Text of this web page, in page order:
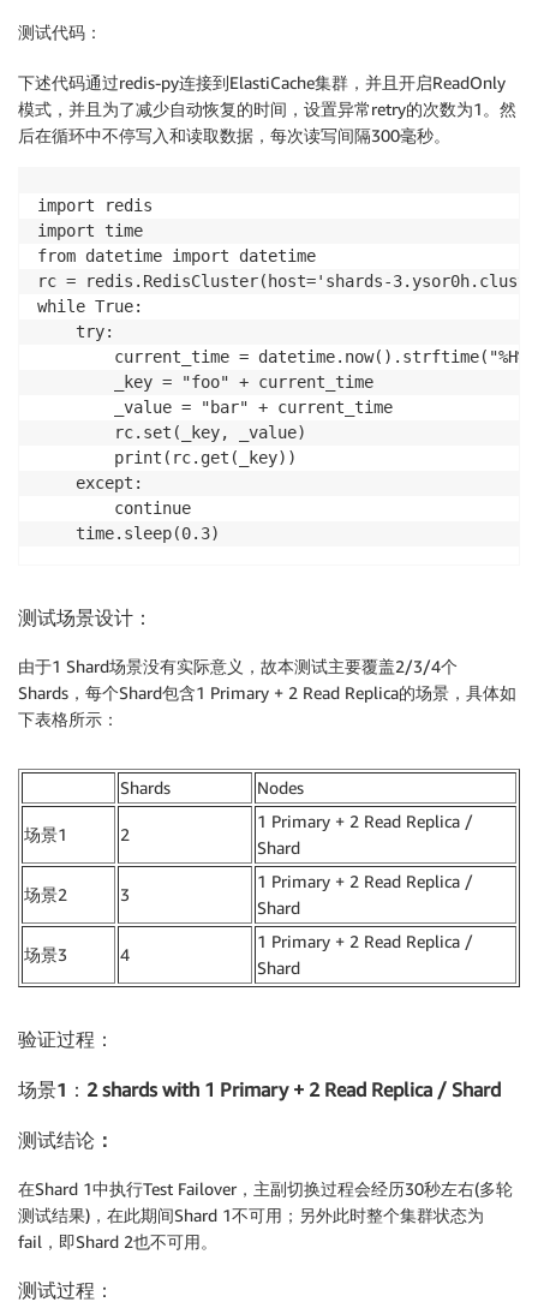
测试代码：
下述代码通过redis-py连接到ElastiCache集群，并且开启ReadOnly
模式，并且为了减少自动恢复的时间，设置异常retry的次数为1。然
后在循环中不停写入和读取数据，每次读写间隔300毫秒。
import redis
import time
from datetime import datetime
rc = redis.RedisCluster(host='shards-
while True:
    try:
current_time =
        _key = "foo" + current_time
        _value = "bar" + current_time
        rc.set(_key, _value)
        print(rc.get(_key))
    except:
        continue
    time.sleep(0.3)
测试场景设计：
由于1 Shard场景没有实际意义，故本测试主要覆盖2/3/4个
Shards，每个Shard包含1 Primary + 2 Read Replica的场景，具体如
下表格所示：
Shards Nodes
场景1 2
1 Primary + 2 Read Replica /
Shard
场景2 3
1 Primary + 2 Read Replica /
Shard
场景3 4
1 Primary + 2 Read Replica /
Shard
验证过程：
场景1： 2 shards with 1 Primary + 2 Read Replica / Shard
测试结论 ：
在Shard 1中执行Test Failover，主副切换过程会经历30秒左右(多轮
测试结果)，在此期间Shard 1不可用；另外此时整个集群状态为
fail，即Shard 2也不可用。
测试过程：